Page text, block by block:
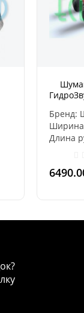
Бренд:
Ширина
Длина